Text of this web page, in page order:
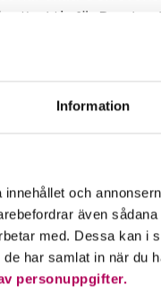
Information
och
även
med. Dessa kan i
har samlat in när du
personuppgifter.
attraktiv för
har de senaste
följs. I Sverige
av Polisen i
En ny
lång erfarenhet av